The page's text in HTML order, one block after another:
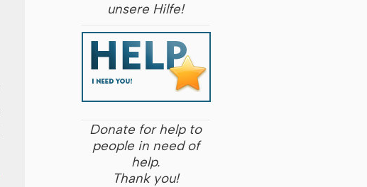
unsere Hilfe!
Donate for help to
people in need of
help.
Thank you!